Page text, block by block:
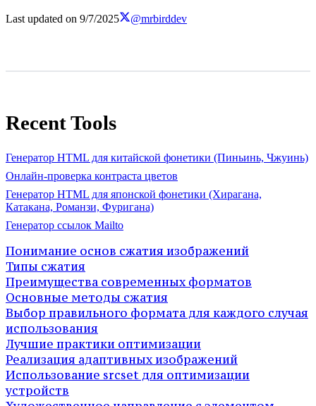
Last updated on 9/7/2025 @mrbirddev
Recent Tools
Генератор HTML для китайской фонетики (Пиньинь, Чжуинь)
Онлайн-проверка контраста цветов
Генератор HTML для японской фонетики (Хирагана,
Катакана, Романзи, Фуригана)
Генератор ссылок Mailto
Понимание основ сжатия изображений
Типы сжатия
Преимущества современных форматов
Основные методы сжатия
Выбор правильного формата для каждого случая
использования
Лучшие практики оптимизации
Реализация адаптивных изображений
Использование srcset для оптимизации
устройств